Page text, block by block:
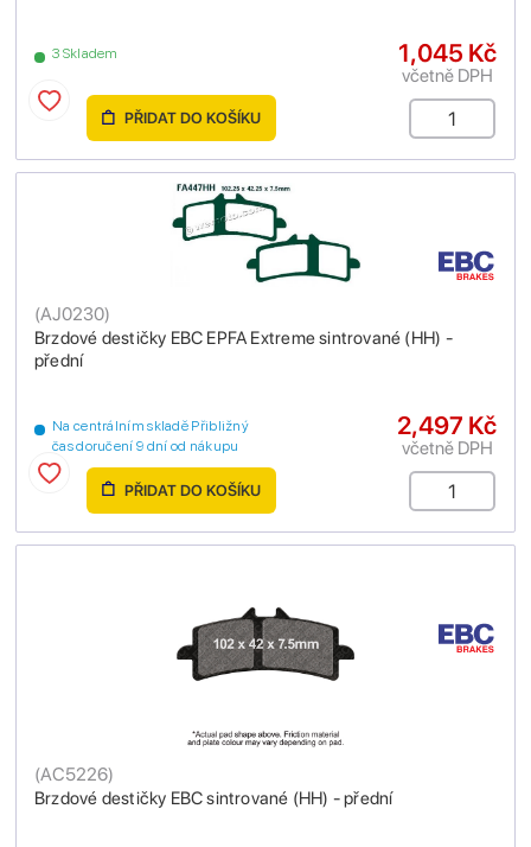
3 Skladem 1,045 Kč
včetně DPH
PŘIDAT DO KOŠÍKU
Brzdové destičky EBC EPFA Extreme sintrované (HH) -
přední
(AJ0230)
Na centrálním skladě Přibližný
čas doručení 9 dní od nákupu
2,497 Kč
včetně DPH
PŘIDAT DO KOŠÍKU
Brzdové destičky EBC sintrované (HH) - přední
(AC5226)